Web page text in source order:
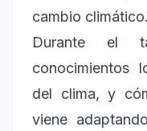
cambio climático.
Durante el
conocimientos
del clima, y
viene